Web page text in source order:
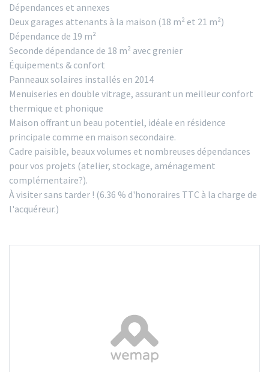
Dépendances et annexes
Deux garages attenants à la maison (18 m² et 21 m²)
Dépendance de 19 m²
Seconde dépendance de 18 m² avec grenier
Équipements & confort
Panneaux solaires installés en 2014
Menuiseries en double vitrage, assurant un meilleur confort
thermique et phonique
Maison offrant un beau potentiel, idéale en résidence
principale comme en maison secondaire.
Cadre paisible, beaux volumes et nombreuses dépendances
pour vos projets (atelier, stockage, aménagement
complémentaire?).
À visiter sans tarder ! (6.36 % d'honoraires TTC à la charge de
l'acquéreur.)